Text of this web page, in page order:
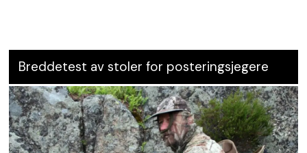
Breddetest av stoler for posteringsjegere